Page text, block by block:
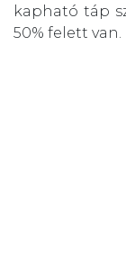
kapható táp
50% felett van.